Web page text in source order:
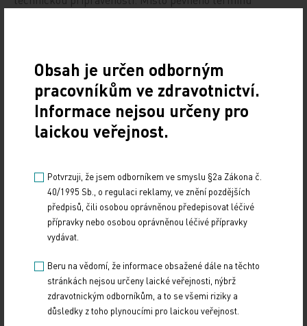
„Některé země, kde jsou předvídavější, už takový postup
použily. Tímto způsobem se dá vyhnout potížím, které by
provázely zavedení povinnosti k určitému datu,“ vysvětlil.
Náměstek Karen ujistil, že před přechodem
na elektronickou agendu zbrojních průkazů proběhne
u posudků k řidičákům.
Doporučené
Co praktici potřebují od elektronického
zdravotnictví?
Obsah je určen odborným
pracovníkům ve zdravotnictví.
Informace nejsou určeny pro
laickou veřejnost.
Potvrzuji, že jsem odborníkem ve smyslu §2a Zákona č.
40/1995 Sb., o regulaci reklamy, ve znění pozdějších
předpisů, čili osobou oprávněnou předepisovat léčivé
přípravky nebo osobou oprávněnou léčivé přípravky
vydávat.
Beru na vědomí, že informace obsažené dále na těchto
stránkách nejsou určeny laické veřejnosti, nýbrž
zdravotnickým odborníkům, a to se všemi riziky a
důsledky z toho plynoucími pro laickou veřejnost.